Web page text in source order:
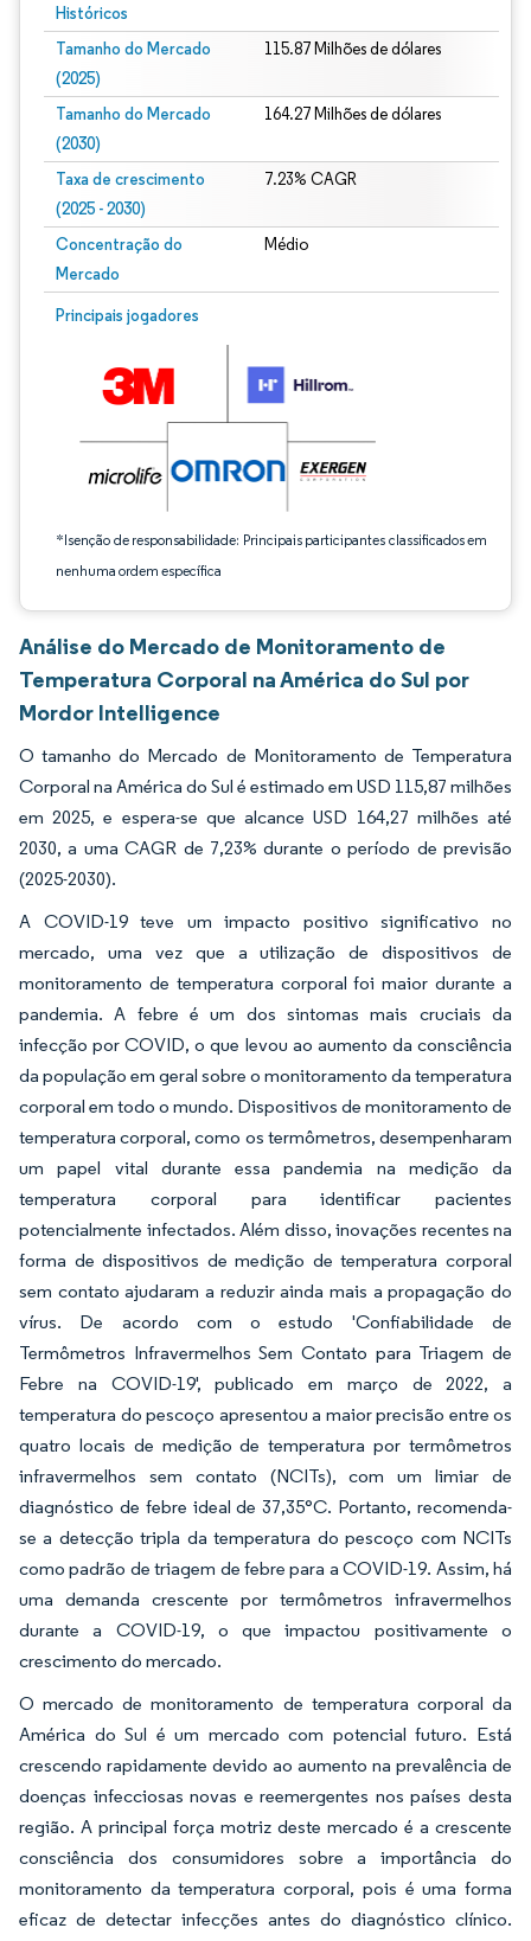
Históricos
Tamanho do Mercado
(2025)
115.87 Milhões de dólares
Tamanho do Mercado
(2030)
164.27 Milhões de dólares
Taxa de crescimento
(2025 - 2030)
7.23% CAGR
Concentração do
Mercado
Médio
Principais jogadores
*Isenção de responsabilidade: Principais participantes classificados em
nenhuma ordem específica
Imagem © Mordor Intelligence. O reuso requer atribuição conforme CC BY 4.0.
Análise do Mercado de Monitoramento de
Temperatura Corporal na América do Sul por
Mordor Intelligence
O tamanho do Mercado de Monitoramento de Temperatura
Corporal na América do Sul é estimado em USD 115,87 milhões
em 2025, e espera-se que alcance USD 164,27 milhões até
2030, a uma CAGR de 7,23% durante o período de previsão
(2025-2030).
A COVID-19 teve um impacto positivo significativo no
mercado, uma vez que a utilização de dispositivos de
monitoramento de temperatura corporal foi maior durante a
pandemia. A febre é um dos sintomas mais cruciais da
infecção por COVID, o que levou ao aumento da consciência
da população em geral sobre o monitoramento da temperatura
corporal em todo o mundo. Dispositivos de monitoramento de
temperatura corporal, como os termômetros, desempenharam
um papel vital durante essa pandemia na medição da
temperatura corporal para identificar pacientes
potencialmente infectados. Além disso, inovações recentes na
forma de dispositivos de medição de temperatura corporal
sem contato ajudaram a reduzir ainda mais a propagação do
vírus. De acordo com o estudo 'Confiabilidade de
Termômetros Infravermelhos Sem Contato para Triagem de
Febre na COVID-19', publicado em março de 2022, a
temperatura do pescoço apresentou a maior precisão entre os
quatro locais de medição de temperatura por termômetros
infravermelhos sem contato (NCITs), com um limiar de
diagnóstico de febre ideal de 37,35°C. Portanto, recomenda-
se a detecção tripla da temperatura do pescoço com NCITs
como padrão de triagem de febre para a COVID-19. Assim, há
uma demanda crescente por termômetros infravermelhos
durante a COVID-19, o que impactou positivamente o
crescimento do mercado.
O mercado de monitoramento de temperatura corporal da
América do Sul é um mercado com potencial futuro. Está
crescendo rapidamente devido ao aumento na prevalência de
doenças infecciosas novas e reemergentes nos países desta
região. A principal força motriz deste mercado é a crescente
consciência dos consumidores sobre a importância do
monitoramento da temperatura corporal, pois é uma forma
eficaz de detectar infecções antes do diagnóstico clínico.